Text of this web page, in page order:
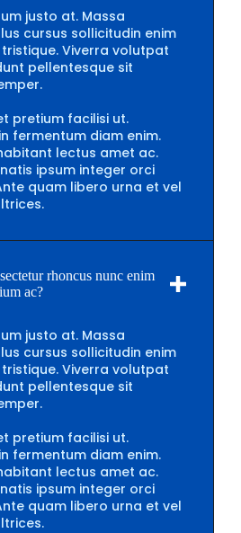
justo at. Massa
cursus sollicitudin enim
Viverra volutpat
pellentesque sit
pretium facilisi ut.
fermentum diam enim.
lectus amet ac.
ipsum integer orci
quam libero urna et vel
rhoncus nunc enim
ac?
justo at. Massa
cursus sollicitudin enim
Viverra volutpat
pellentesque sit
pretium facilisi ut.
fermentum diam enim.
lectus amet ac.
ipsum integer orci
quam libero urna et vel